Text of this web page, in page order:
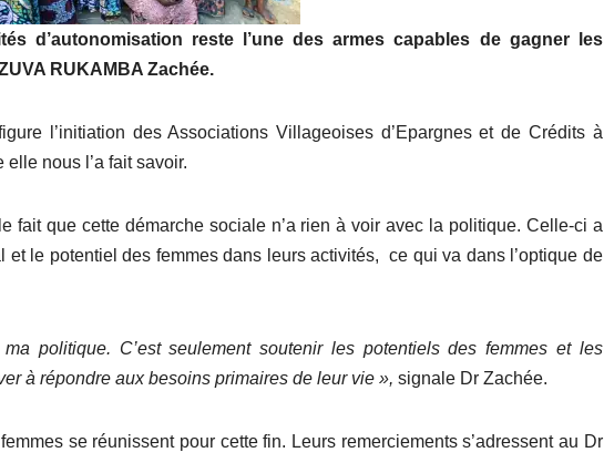
d’autonomisation reste l’une des armes capables de gagner les
RUKAMBA Zachée.
l’initiation des Associations Villageoises d’Epargnes et de Crédits à
nous l’a fait savoir.
fait que cette démarche sociale n’a rien à voir avec la politique. Celle-ci a
et le potentiel des femmes dans leurs activités, ce qui va dans l’optique de
ma politique. C’est seulement soutenir les potentiels des femmes et les
à répondre aux besoins primaires de leur vie », signale Dr Zachée.
se réunissent pour cette fin. Leurs remerciements s’adressent au Dr